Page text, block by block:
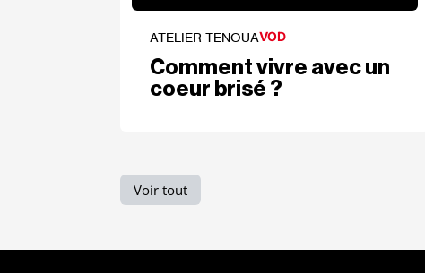
VOD
ATELIER TENOUA
Comment vivre avec un
coeur brisé ?
Voir tout